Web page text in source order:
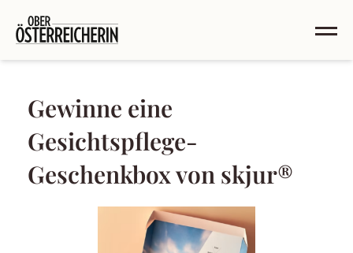
Gewinne eine
Gesichtspflege-
Geschenkbox von skjur®